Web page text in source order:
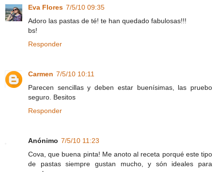
Eva Flores 7/5/10 09:35
Adoro las pastas de té! te han quedado fabulosas!!!
bs!
Responder
Carmen 7/5/10 10:11
Parecen sencillas y deben estar buenísimas, las pruebo
seguro. Besitos
Responder
Anónimo 7/5/10 11:23
Cova, que buena pinta! Me anoto al receta porqué este tipo
de pastas siempre gustan mucho, y són ideales para